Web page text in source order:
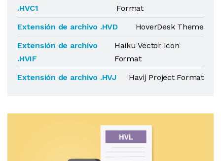
.HVC1
Format
Extensión de archivo .HVD
HoverDesk Theme
Extensión de archivo
.HVIF
Haiku Vector Icon
Format
Extensión de archivo .HVJ
Havij Project Format